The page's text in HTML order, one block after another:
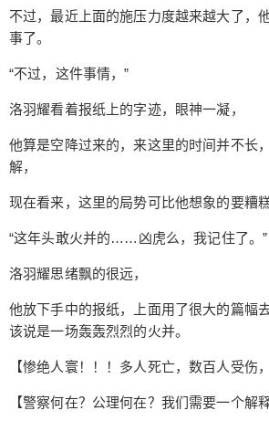
不过，最近上面的施压力度越来越大了，
事了。
“不过，这件事情，”
洛羽耀看着报纸上的字迹，眼神一凝，
他算是空降过来的，来这里的时间并不长
解，
现在看来，这里的局势可比他想象的要糟糕
“这年头敢火并的……凶虎么，我记住了。”
洛羽耀思绪飘的很远，
他放下手中的报纸，上面用了很大的篇幅
该说是一场轰轰烈烈的火并。
【惨绝人寰！！！多人死亡，数百人受伤
【警察何在？公理何在？我们需要一个解
处， “既然你们准备插手，那么就
这里的恶。” 洛羽耀来这里就是为
里的公理一个交代， 因为他是警察
是除暴安良。
给
2 元 5 元
20 元 50 元
¥
限。